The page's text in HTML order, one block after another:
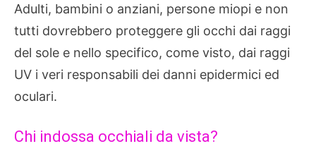
Adulti, bambini o anziani, persone miopi e non
tutti dovrebbero proteggere gli occhi dai raggi
del sole e nello specifico, come visto, dai raggi
UV i veri responsabili dei danni epidermici ed
oculari.
Chi indossa occhiali da vista?